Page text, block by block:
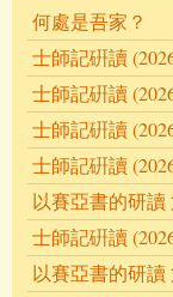
何處是吾家？
士師記硏讀
士師記硏讀
士師記硏讀
士師記硏讀
以賽亞書的研讀
士師記硏讀
以賽亞書的研讀